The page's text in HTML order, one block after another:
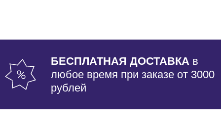
БЕСПЛАТНАЯ ДОСТАВКА в
любое время при заказе от 3000
рублей